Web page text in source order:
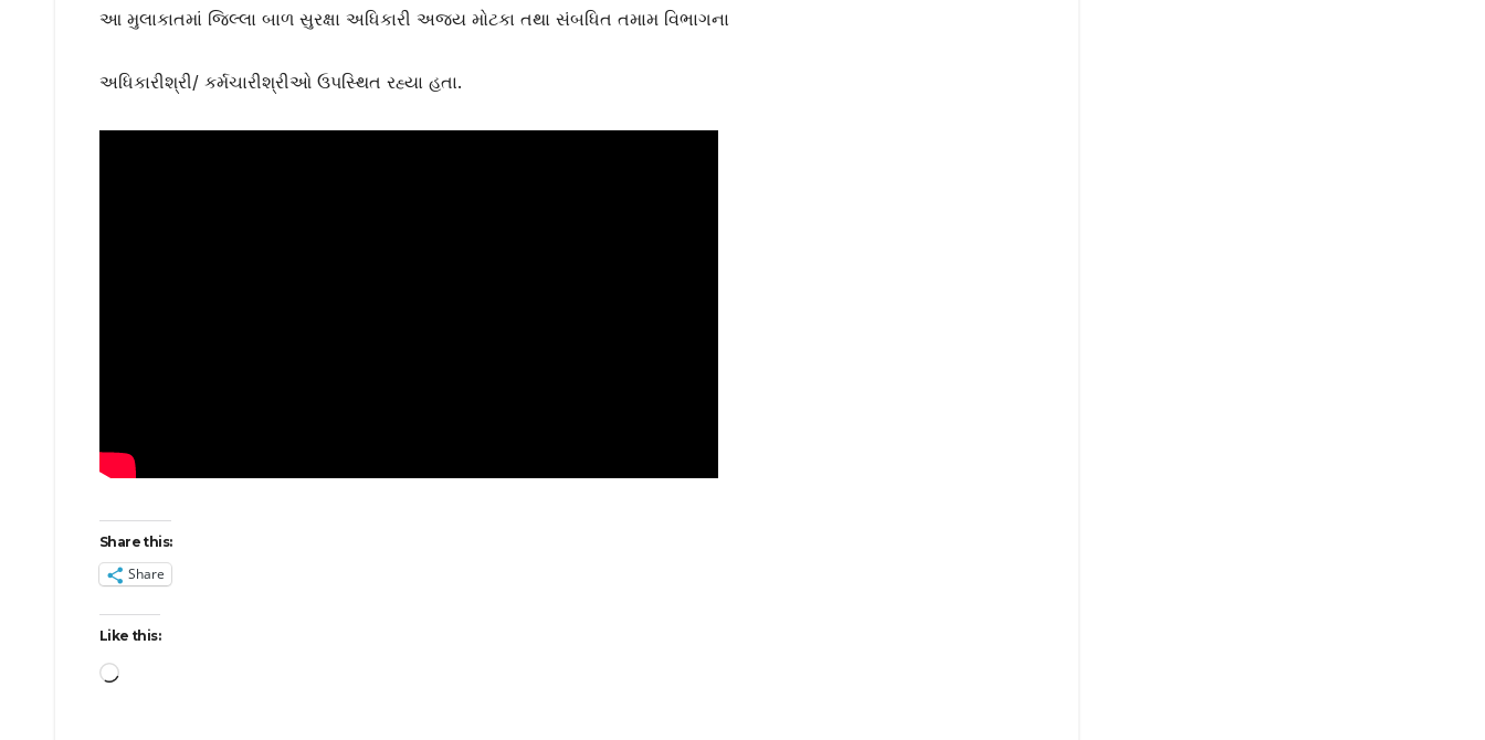
આ મુલાકાતમાં જિલ્લા બાળ સુરક્ષા અધિકારી અજય મોટકા તથા સંબધિત તમામ વિભાગના
અધિકારીશ્રી/ કર્મચારીશ્રીઓ ઉપસ્થિત રહ્યા હતા.
Share this:
Share
Like this:
Loading…